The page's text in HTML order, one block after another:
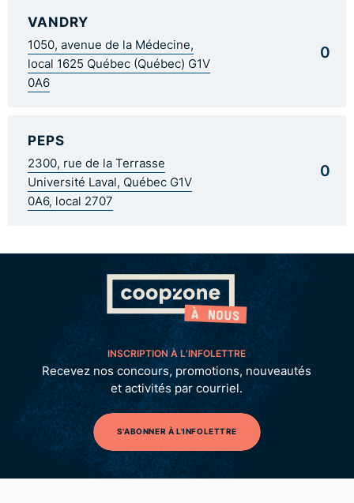
VANDRY
1050, avenue de la Médecine,
local 1625 Québec (Québec) G1V
0A6
0
PEPS
2300, rue de la Terrasse
Université Laval, Québec G1V
0A6, local 2707
0
INSCRIPTION À L’INFOLETTRE
Recevez nos concours, promotions, nouveautés
et activités par courriel.
S'ABONNER À L'INFOLETTRE